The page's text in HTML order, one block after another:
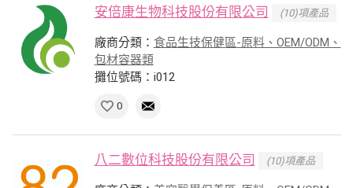
安倍康生物科技股份有限公司 (10)項產品
廠商分類： 食品生技保健區-原料、OEM/ODM、
包材容器類
攤位號碼：i012
0
八二數位科技股份有限公司 (10)項產品